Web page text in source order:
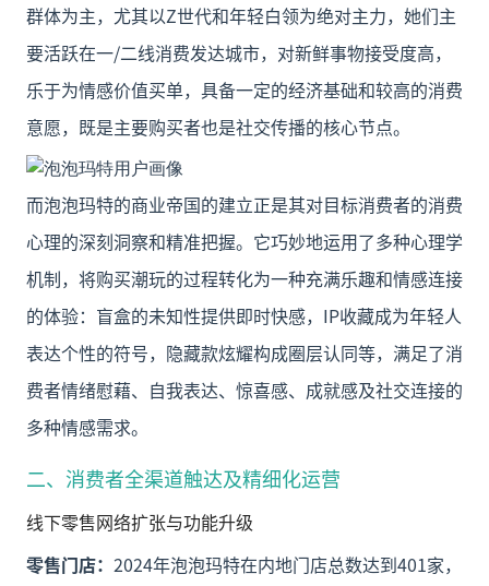
群体为主，尤其以Z世代和年轻白领为绝对主力，她们主
要活跃在一/二线消费发达城市，对新鲜事物接受度高，
乐于为情感价值买单，具备一定的经济基础和较高的消费
意愿，既是主要购买者也是社交传播的核心节点。
而泡泡玛特的商业帝国的建立正是其对目标消费者的消费
心理的深刻洞察和精准把握。它巧妙地运用了多种心理学
机制，将购买潮玩的过程转化为一种充满乐趣和情感连接
的体验：盲盒的未知性提供即时快感，IP收藏成为年轻人
表达个性的符号，隐藏款炫耀构成圈层认同等，满足了消
费者情绪慰藉、自我表达、惊喜感、成就感及社交连接的
多种情感需求。
二、消费者全渠道触达及精细化运营
线下零售网络扩张与功能升级
零售门店： 2024年泡泡玛特在内地门店总数达到401家，